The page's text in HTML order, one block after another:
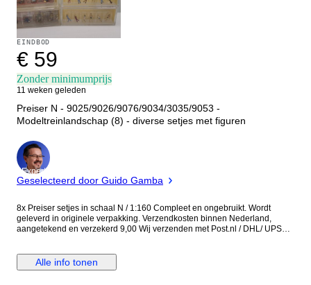
EINDBOD
€ 59
Zonder minimumprijs
11 weken geleden
Preiser N - 9025/9026/9076/9034/3035/9053 -
Modeltreinlandschap (8) - diverse setjes met figuren
Expert
Geselecteerd door Guido Gamba
8x Preiser setjes in schaal N / 1:160 Compleet en ongebruikt. Wordt
geleverd in originele verpakking. Verzendkosten binnen Nederland,
aangetekend en verzekerd 9,00 Wij verzenden met Post.nl / DHL/ UPS
retourrecht van toepassing, 14 dagen na ontvangst, retourzending voor
kosten koper.
Alle info tonen